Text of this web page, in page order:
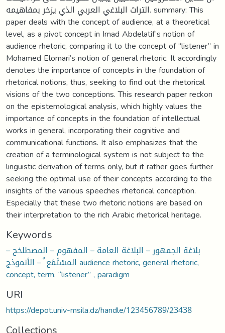
التراث البلاغي العربي الذي يزخر بمفاهيمه. summary: This
paper deals with the concept of audience, at a theoretical
level, as a pivot concept in Imad Abdelatif’s notion of
audience rhetoric, comparing it to the concept of “listener” in
Mohamed Elomari’s notion of general rhetoric. It accordingly
denotes the importance of concepts in the foundation of
rhetorical notions, thus, seeking to find out the rhetorical
visions of the two conceptions. This research paper reckon
on the epistemological analysis, which highly values the
importance of concepts in the foundation of intellectual
works in general, incorporating their cognitive and
communicational functions. It also emphasizes that the
creation of a terminological system is not subject to the
linguistic derivation of terms only, but it rather goes further
seeking the optimal use of their concepts according to the
insights of the various speeches rhetorical conception.
Especially that these two rhetoric notions are based on
their interpretation to the rich Arabic rhetorical heritage.
Keywords
بلاغة الجمهور – البلاغة العامة – المفهوم – المصطلخح –
المسْتَمَع ُ – الأنموذج audience rhetoric, general rhetoric,
concept, term, “listener” , paradigm
URI
https://depot.univ-msila.dz/handle/123456789/23438